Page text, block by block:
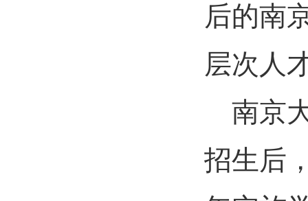
后的南
层次人
南京
招生后